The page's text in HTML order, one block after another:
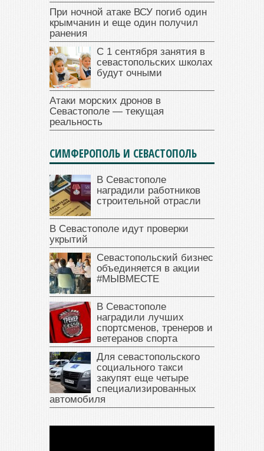
При ночной атаке ВСУ погиб один
крымчанин и еще один получил
ранения
С 1 сентября занятия в
севастопольских школах
будут очными
Атаки морских дронов в
Севастополе — текущая
реальность
СИМФЕРОПОЛЬ И СЕВАСТОПОЛЬ
В Севастополе
наградили работников
строительной отрасли
В Севастополе идут проверки
укрытий
Севастопольский бизнес
объединяется в акции
#МЫВМЕСТЕ
В Севастополе
наградили лучших
спортсменов, тренеров и
ветеранов спорта
Для севастопольского
социального такси
закупят еще четыре
специализированных
автомобиля